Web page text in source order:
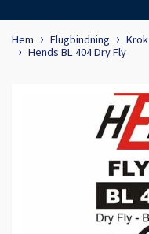
Hem Flugbindning Krok
Hends BL 404 Dry Fly